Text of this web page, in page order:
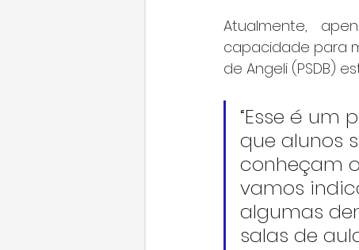
Atualmente,
capacidade para
de Angeli (PSDB)
“Esse é um
que alunos
conheçam o
vamos
algumas
salas de